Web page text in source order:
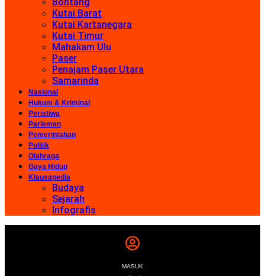
Kutai Barat
Kutai Kartanegara
Kutai Timur
Mahakam Ulu
Paser
Penajam Paser Utara
Samarinda
Nasional
Hukum & Kriminal
Peristiwa
Parlemen
Pemerintahan
Politik
Olahraga
Gaya Hidup
Klausapedia
Budaya
Sejarah
Infografis
MASUK